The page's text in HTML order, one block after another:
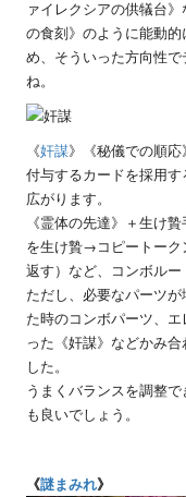
ァイレクシアの供犠台
の食刻》のように能動
め、そういった方向性
ね。
《奸謀》《秘儀での順
付与するカードを採用
広がります。
《霊体の先達》＋生け
を生け贄→コピートーク
返す）など、コンボルー
ただし、必要なパーツ
た時のコンボパーツ、
った《奸謀》などかみ
した。
うまくバランスを調整
も良いでしょう。
《謎まみれ》